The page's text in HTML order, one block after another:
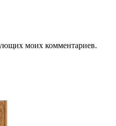
моих комментариев.